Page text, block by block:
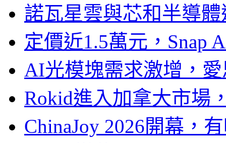
諾瓦星雲與芯和半導
定價近1.5萬元，Snap
AI光模塊需求激增，
Rokid進入加拿大市場
ChinaJoy 2026開幕，